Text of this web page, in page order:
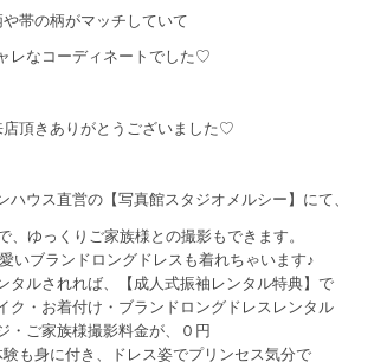
帯の柄がマッチしていて
レなコーディネートでした♡
店頂きありがとうございました♡
ウス直営の【写真館スタジオメルシー】にて、
、ゆっくりご家族様との撮影もできます。
いブランドロングドレスも着れちゃいます♪
タルされれば、【成人式振袖レンタル特典】で
ク・お着付け・ブランドロングドレスレンタル
・ご家族様撮影料金が、０円
も身に付き、ドレス姿でプリンセス気分で